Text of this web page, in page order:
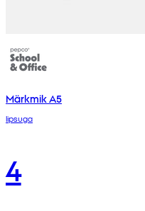
Märkmik A5
lipsuga
4